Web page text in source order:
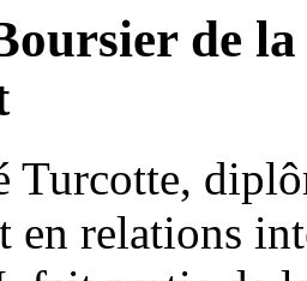
de
Turcotte,
en relations